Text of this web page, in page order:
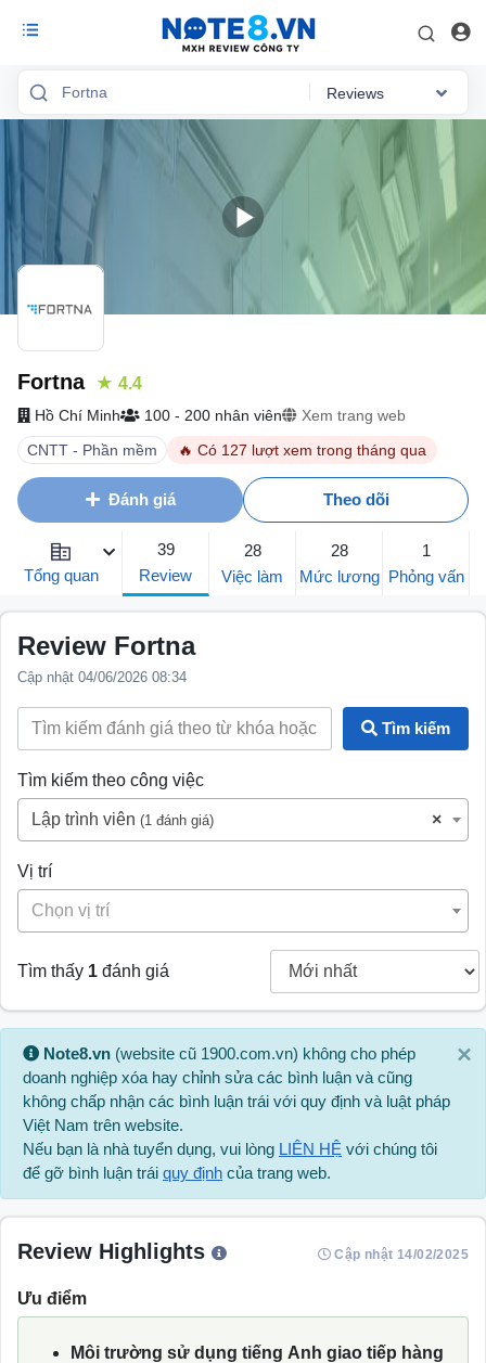
Reviews
Việc làm
Mức lương
Phỏng vấn
Fortna ★ 4.4
Hồ Chí Minh 100 - 200 nhân viên
Xem trang web
CNTT - Phần mềm
🔥 Có 127 lượt xem trong tháng qua
Đánh giá Theo dõi
Tổng quan
39
Review
28
Việc làm
28
Mức lương
1
Phỏng vấn
Review Fortna
Cập nhật 04/06/2026 08:34
Tìm kiếm
Tìm kiếm theo công việc
×
Lập trình viên (1 đánh giá)
Vị trí
Chọn vị trí
Tìm thấy 1 đánh giá
×
Note8.vn (website cũ 1900.com.vn) không cho phép
doanh nghiệp xóa hay chỉnh sửa các bình luận và cũng
không chấp nhận các bình luận trái với quy định và luật pháp
Việt Nam trên website.
Nếu bạn là nhà tuyển dụng, vui lòng LIÊN HỆ với chúng tôi
để gỡ bình luận trái quy định của trang web.
Review Highlights Cập nhật 14/02/2025
Ưu điểm
Môi trường sử dụng tiếng Anh giao tiếp hàng